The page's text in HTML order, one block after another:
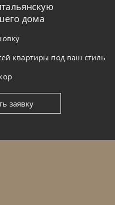
по запросу
до 08.31
дома
квартиры под ваш стиль
заявку